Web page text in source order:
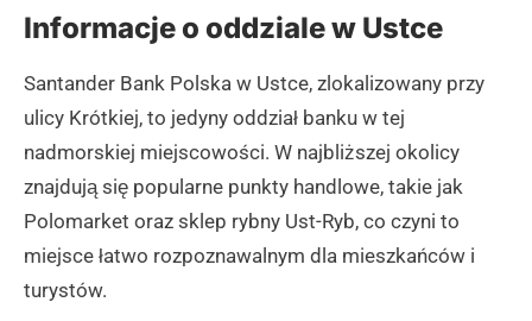
Informacje o oddziale w Ustce
Santander Bank Polska w Ustce, zlokalizowany przy
ulicy Krótkiej, to jedyny oddział banku w tej
nadmorskiej miejscowości. W najbliższej okolicy
znajdują się popularne punkty handlowe, takie jak
Polomarket oraz sklep rybny Ust-Ryb, co czyni to
miejsce łatwo rozpoznawalnym dla mieszkańców i
turystów.